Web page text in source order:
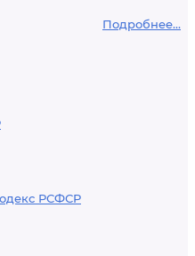
Подробнее...
РСФСР